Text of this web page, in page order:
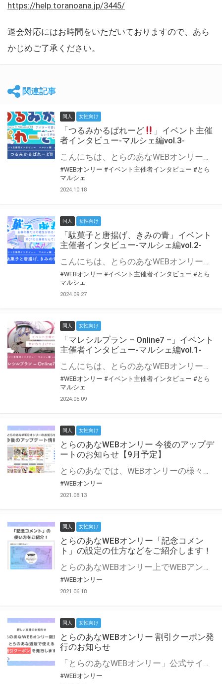
https://help.toranoana.jp/3445/
退会対応にはお時間をいただいておりますので、あら
かじめご了承ください。
関連記事
同人 女性向け
「つるみかるぱれーど
」イベント主催
者インタビュー-マルシェ編vol.3-
こんにちは、とらのあなWEBオンリー運営スタッフです。 新たにお届けする、イベント主催者インタビュー-マルシェ編-は、 とらのあなWEBオンリー「マルシェ」をご利用した主催様に 「マルシェ」を使って開催した感想や心がけをお聞きする企画です。 今回は、WEBオンリー初開催「つるみかるぱれーど
#WEBオンリー #イベント主催者インタビュー #とら
マルシェ
2024.10.18
同人 女性向け
「駄菓子と唐揚げ、きみの青」イベント
主催者インタビュー-マルシェ編vol.2-
こんにちは、とらのあなWEBオンリー運営スタッフです。 新たにお届けする、イベント主催者インタビュー-マルシェ編-は、 とらのあなWEBオンリー「マルシェ」をご利用の主催様に 「マルシェ」を使ってイベントを開催した感想や心がけをお聞きする企画です。 今回は、WEBオンリー初開催「駄菓子と唐揚げ、きみの青」より、 主催のぎこ六屋様にお話を伺いました。 協力：ぎこ六屋様／イベント公式Twitter（@krkgwks） とらのあなWEBオンリー「マルシェ」とは？ WEBオンリーでリアルタイムでコミュニケーションがとれるオンライン会場です。
#WEBオンリー #イベント主催者インタビュー #とら
マルシェ
2024.09.27
同人 女性向け
「マレシルプラン – Online7 –」イベント
主催者インタビュー-マルシェ編vol.1-
こんにちは、とらのあなWEBオンリー運営スタッフです。 新たにお届けする、イベント主催者インタビュー-マルシェ編-は、 とらのあなWEBオンリー「マルシェ」をご利用した主催様に 「マルシェ」を使って開催した感想や心がけをお聞きする企画です。 今回は、WEBオンリー開催7回目迎えた「マレシルプラン – Online7 –」より、 主催の玉川うた様にお話を伺いました。 ▼マレシルプランのインタビュー前回記事 「イベント主催者インタビュー vol.6」はこちら 協力：玉川うた様（マレシルプラン実行委員会 代表）／イベント公式Twitter（@mallesil_plan） とらのあなWEBオンリー「マルシェ」とは？ WEBオンリーでリアルタイムでコミュニケーションがとれるオンライン会場です。
#WEBオンリー #イベント主催者インタビュー #とら
マルシェ
2024.05.09
同人 女性向け
とらのあなWEBオンリー 今後のアップデ
ートのお知らせ【9月予定】
とらのあなでは、WEBオンリーの様々な支援を実施しています。 今回は2021年9月に実装を予定しているアップデート情報についてご紹介いたします。 とらのあなWEBオンリーサイトはこちら
#WEBオンリー
2021.08.13
同人 女性向け
とらのあなWEBオンリー「記念コメン
ト」の設定の仕方などをご紹介します！
とらのあなWEBオンリー上でWEBアンソロジーが作成できる「記念コメント」について、その使い方や作成手順を解説します！ 支援タイプを「サークル参加型」「サークル参加型・マルシェ(イベント会場)機能付き」でお申し込みいただいている主催者様はぜひご活用ください♪ とらのあなWEBオンリーサイトはこちら
#WEBオンリー
2021.06.18
同人 女性向け
とらのあなWEBオンリー 割引クーポン発
行のお知らせ
「とらのあなWEBオンリー」公式サイトでとらのあな通販の「割引クーポン」を配布中！ イベントごとに開催当日限定で使える割引クーポンのシリアルコードを発行します。 とらのあなWEBオンリーのページをチェックして、イベント当日にお得にお買い物を楽しみましょう♪ ※本キャンペーンは予告なく終了する場合がございます。 とらのあなWEBオンリーサイトはこちら
#WEBオンリー